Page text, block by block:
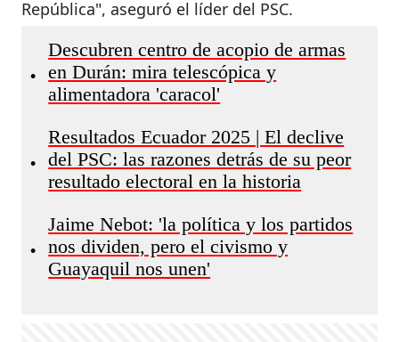
República", aseguró el líder del PSC.
•
Descubren centro de acopio de armas
en Durán: mira telescópica y
alimentadora 'caracol'
•
Resultados Ecuador 2025 | El declive
del PSC: las razones detrás de su peor
resultado electoral en la historia
•
Jaime Nebot: 'la política y los partidos
nos dividen, pero el civismo y
Guayaquil nos unen'